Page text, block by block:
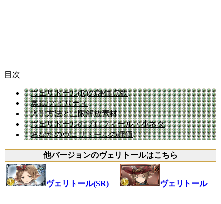
目次
ヴェリトール(R)の評価点数
奥義/アビリティ
入手方法と上限解放素材
ヴェリトールのプロフィール・小ネタ
あなたのヴェリトールの評価
他バージョンのヴェリトールはこちら
ヴェリトール(SR) ヴェリトール